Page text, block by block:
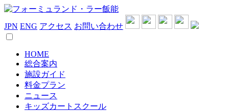
JPN ENG アクセス お問い合わせ
HOME
総合案内
施設ガイド
料金プラン
ニュース
キッズカートスクール